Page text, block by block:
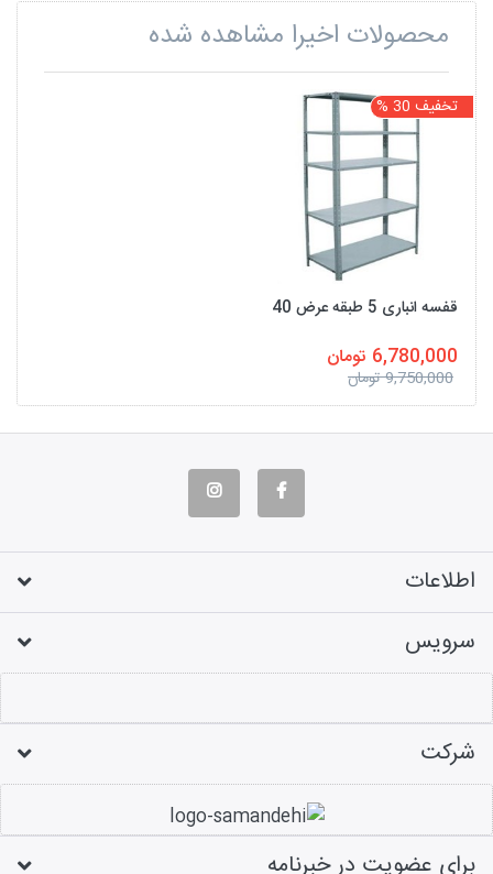
محصولات اخیرا مشاهده شده
تخفیف 30 %
قفسه انباری 5 طبقه عرض 40
6,780,000 تومان
9,750,000 تومان
اطلاعات
سرویس
شرکت
برای عضویت در خبرنامه